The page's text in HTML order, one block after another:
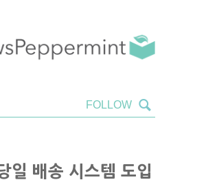
일 배송 시스템 도입